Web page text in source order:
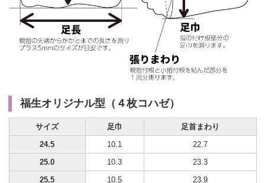
福生オリジナル型（４枚コハゼ）
サイズ 足巾
足首まわり
24.5
10.1
22.7
25.0
10.3
23.3
25.5
10.5
23.9